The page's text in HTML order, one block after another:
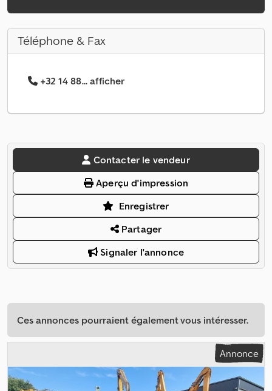
Téléphone & Fax
+32 14 88... afficher
Contacter le vendeur
Aperçu d'impression
Enregistrer
Partager
Signaler l'annonce
Ces annonces pourraient également vous intéresser.
Annonce